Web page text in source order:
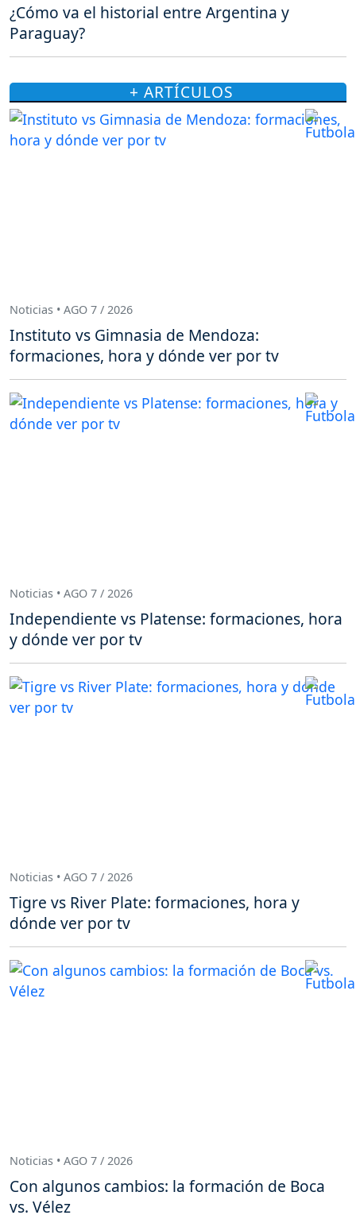
¿Cómo va el historial entre Argentina y
Paraguay?
+ ARTÍCULOS
Noticias • AGO 7 / 2026
Instituto vs Gimnasia de Mendoza:
formaciones, hora y dónde ver por tv
Noticias • AGO 7 / 2026
Independiente vs Platense: formaciones, hora
y dónde ver por tv
Noticias • AGO 7 / 2026
Tigre vs River Plate: formaciones, hora y
dónde ver por tv
Noticias • AGO 7 / 2026
Con algunos cambios: la formación de Boca
vs. Vélez